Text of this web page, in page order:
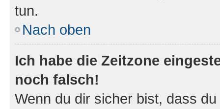
tun.
Nach oben
Ich habe die Zeitzone
noch falsch!
Wenn du dir sicher bist, dass